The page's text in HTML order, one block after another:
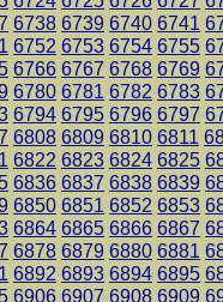
6738 6739 6740 6741
6752 6753 6754 6755
6766 6767 6768 6769
6780 6781 6782 6783
6794 6795 6796 6797
6808 6809 6810 6811
6822 6823 6824 6825
6836 6837 6838 6839
6850 6851 6852 6853
6864 6865 6866 6867
6878 6879 6880 6881
6892 6893 6894 6895
6906 6907 6908 6909